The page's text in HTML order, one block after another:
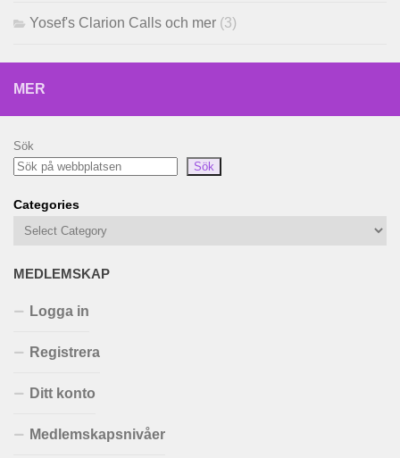
Yosef's Clarion Calls och mer (3)
MER
Sök
Sök
Categories
MEDLEMSKAP
Logga in
Registrera
Ditt konto
Medlemskapsnivåer